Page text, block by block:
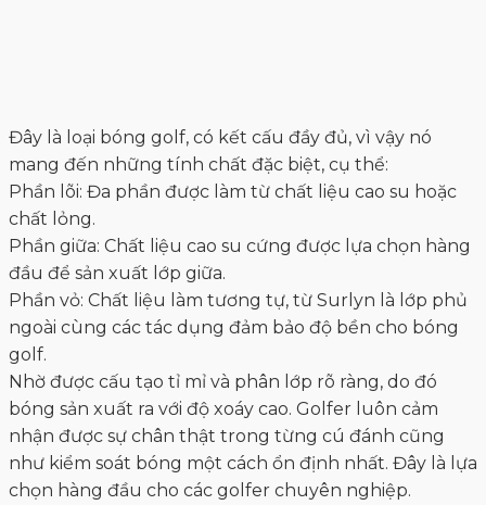
Nhờ được cấu tạo tỉ mỉ và phân lớp rõ ràng, do đó
bóng sản xuất ra với độ xoáy cao. Golfer luôn cảm
nhận được sự chân thật trong từng cú đánh cũng
như kiểm soát bóng một cách ổn định nhất. Đây là lựa
chọn hàng đầu cho các golfer chuyên nghiệp.
- Bóng golf 4 lớp